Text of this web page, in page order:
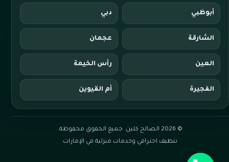
أبوظبي دبي
الشارقة عجمان
العين رأس الخيمة
الفجيرة أم القيوين
© 2026 الصالح كلين. جميع الحقوق محفوظة.
تنظيف احترافي وخدمات منزلية في الإمارات